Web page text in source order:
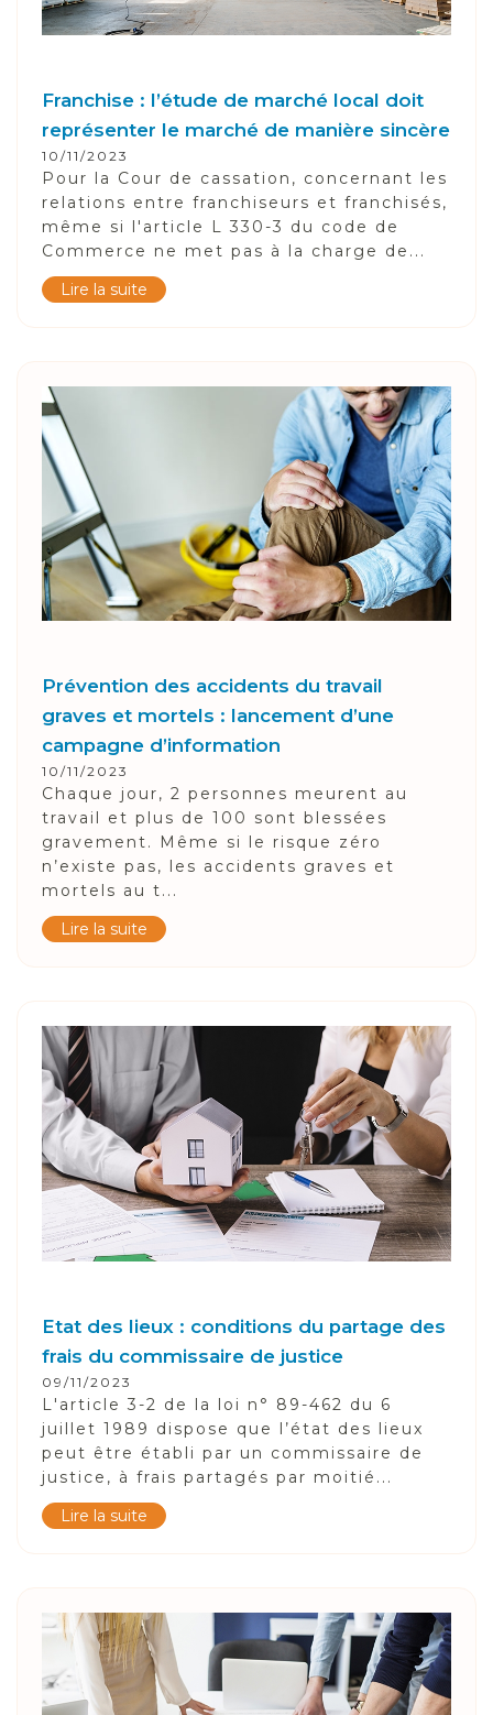
Franchise : l’étude de marché local doit
représenter le marché de manière sincère
10/11/2023
Pour la Cour de cassation, concernant les
relations entre franchiseurs et franchisés,
même si l'article L 330-3 du code de
Commerce ne met pas à la charge de...
Lire la suite
Prévention des accidents du travail
graves et mortels : lancement d’une
campagne d’information
10/11/2023
Chaque jour, 2 personnes meurent au
travail et plus de 100 sont blessées
gravement. Même si le risque zéro
n’existe pas, les accidents graves et
mortels au t...
Lire la suite
Etat des lieux : conditions du partage des
frais du commissaire de justice
09/11/2023
L'article 3-2 de la loi n° 89-462 du 6
juillet 1989 dispose que l’état des lieux
peut être établi par un commissaire de
justice, à frais partagés par moitié...
Lire la suite